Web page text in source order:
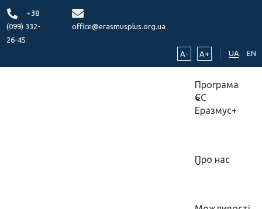
+38
(099) 332-
26-45
office@erasmusplus.org.ua
A- A+ UA EN
Програма
ЄС
Еразмус+
Про нас